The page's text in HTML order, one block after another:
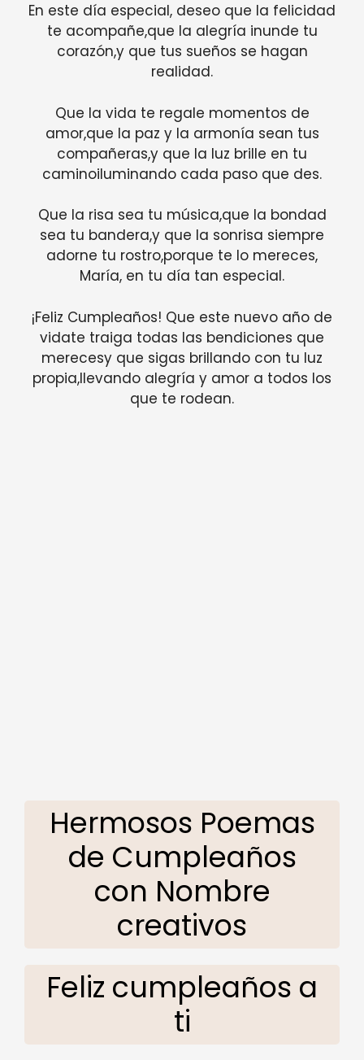
En este día especial, deseo que la felicidad
te acompañe,que la alegría inunde tu
corazón,y que tus sueños se hagan
realidad.
Que la vida te regale momentos de
amor,que la paz y la armonía sean tus
compañeras,y que la luz brille en tu
caminoiluminando cada paso que des.
Que la risa sea tu música,que la bondad
sea tu bandera,y que la sonrisa siempre
adorne tu rostro,porque te lo mereces,
María, en tu día tan especial.
¡Feliz Cumpleaños! Que este nuevo año de
vidate traiga todas las bendiciones que
merecesy que sigas brillando con tu luz
propia,llevando alegría y amor a todos los
que te rodean.
Hermosos Poemas
de Cumpleaños
con Nombre
creativos
Feliz cumpleaños a
ti